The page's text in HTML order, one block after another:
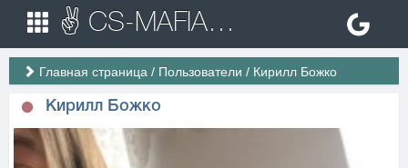
✌ CS-MAFIA.RU ✌ Игровые сервера Counter Strike 1.6
Главная страница / Пользователи / Кирилл Божко
Кирилл Божко